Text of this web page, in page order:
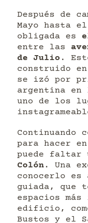
Después de
Mayo hasta
obligada es
entre las
de Julio .
construido
se izó por
argentina
uno de los
Continuando
para hacer
puede
Colón . Una
conocerlo
guiada, que
espacios
edificio,
Bustos y el